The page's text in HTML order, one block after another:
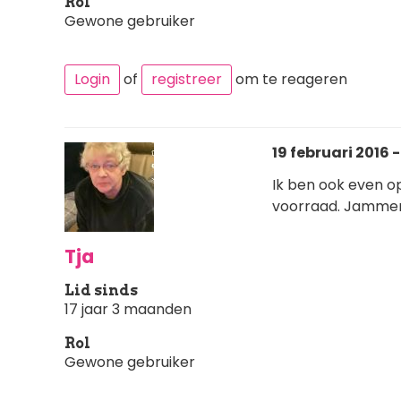
Gewone gebruiker
Login of registreer om te reageren
Tja
Lid sinds
17 jaar 3 maanden
Rol
Gewone gebruiker
19 februari 2016 -
Ik ben ook even
voorraad.